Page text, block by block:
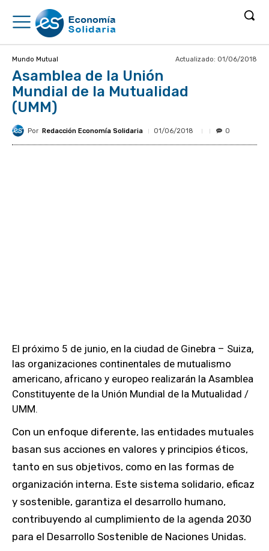
Mundo Mutual Actualizado: 01/06/2018
Asamblea de la Unión
Mundial de la Mutualidad
(UMM)
Por Redacción Economía Solidaria 01/06/2018 0
El próximo 5 de junio, en la ciudad de Ginebra – Suiza,
las organizaciones continentales de mutualismo
americano, africano y europeo realizarán la Asamblea
Constituyente de la Unión Mundial de la Mutualidad /
UMM.
Con un enfoque diferente, las entidades mutuales
basan sus acciones en valores y principios éticos,
tanto en sus objetivos, como en las formas de
organización interna. Este sistema solidario, eficaz
y sostenible, garantiza el desarrollo humano,
contribuyendo al cumplimiento de la agenda 2030
para el Desarrollo Sostenible de Naciones Unidas.